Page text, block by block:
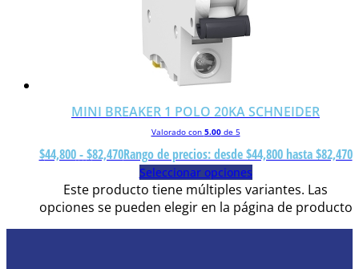
MINI BREAKER 1 POLO 20KA SCHNEIDER
Valorado con 5.00de 5
$44,800 - $82,470Rango de precios: desde $44,800 hasta $82,470
Seleccionar opciones
Este producto tiene múltiples variantes. Las
opciones se pueden elegir en la página de producto